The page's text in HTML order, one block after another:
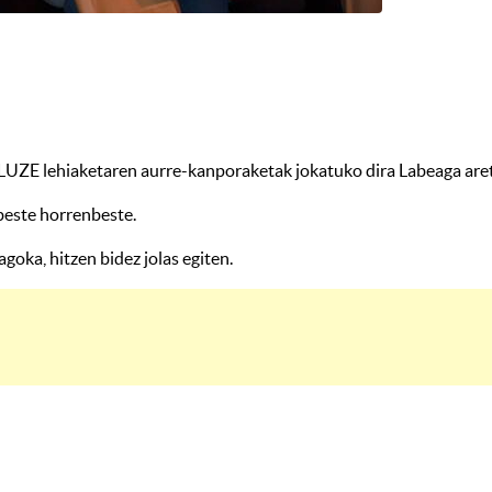
lehiaketaren aurre-kanporaketak jokatuko dira Labeaga
horrenbeste.
hitzen bidez jolas egiten.